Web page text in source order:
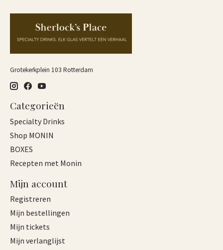
Grotekerkplein 103 Rotterdam
Categorieën
Specialty Drinks
Shop MONIN
BOXES
Recepten met Monin
Mijn account
Registreren
Mijn bestellingen
Mijn tickets
Mijn verlanglijst